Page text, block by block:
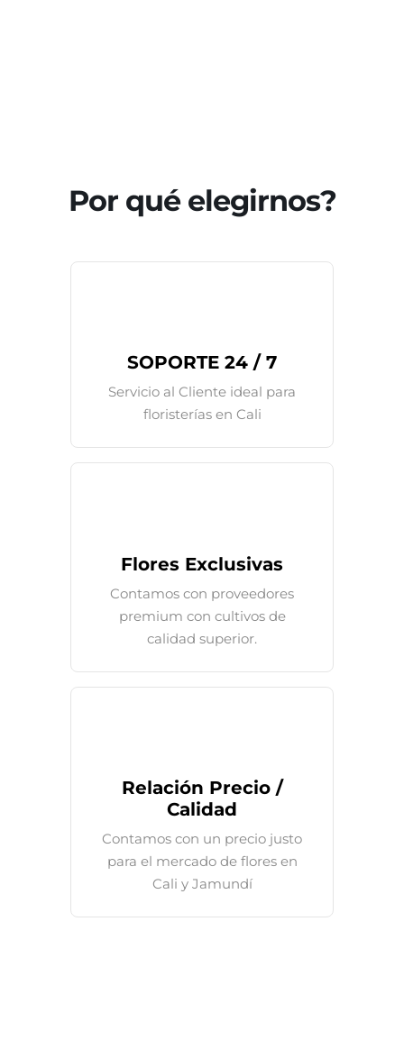
Por qué elegirnos?
SOPORTE 24 / 7
Servicio al Cliente ideal para
floristerías en Cali
Flores Exclusivas
Contamos con proveedores
premium con cultivos de
calidad superior.
Relación Precio /
Calidad
Contamos con un precio justo
para el mercado de flores en
Cali y Jamundí